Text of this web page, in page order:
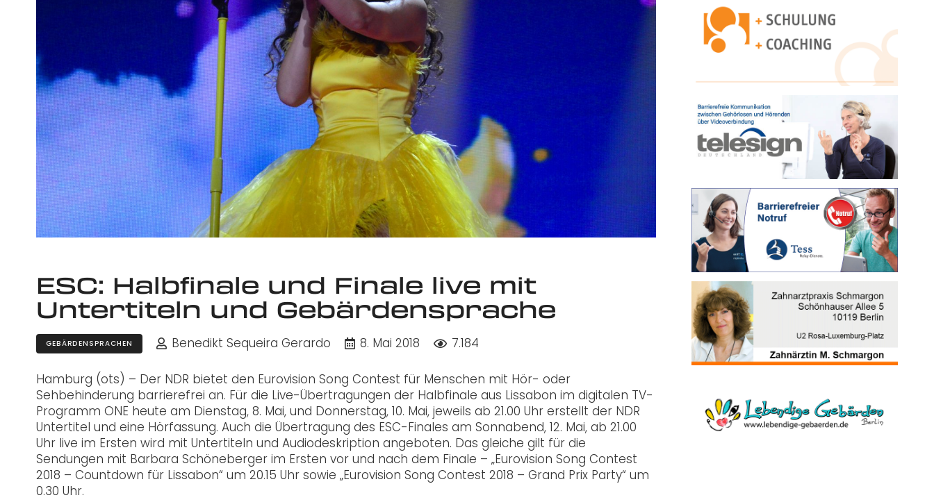
ESC: Halbfinale und Finale live mit
Untertiteln und Gebärdensprache
GEBÄRDENSPRACHEN Benedikt Sequeira Gerardo 8. Mai 2018 7.184
Hamburg (ots) – Der NDR bietet den Eurovision Song Contest für Menschen mit Hör- oder
Sehbehinderung barrierefrei an. Für die Live-Übertragungen der Halbfinale aus Lissabon im digitalen TV-
Programm ONE heute am Dienstag, 8. Mai, und Donnerstag, 10. Mai, jeweils ab 21.00 Uhr erstellt der NDR
Untertitel und eine Hörfassung. Auch die Übertragung des ESC-Finales am Sonnabend, 12. Mai, ab 21.00
Uhr live im Ersten wird mit Untertiteln und Audiodeskription angeboten. Das gleiche gilt für die
Sendungen mit Barbara Schöneberger im Ersten vor und nach dem Finale – „Eurovision Song Contest
2018 – Countdown für Lissabon“ um 20.15 Uhr sowie „Eurovision Song Contest 2018 – Grand Prix Party“ um
0.30 Uhr.